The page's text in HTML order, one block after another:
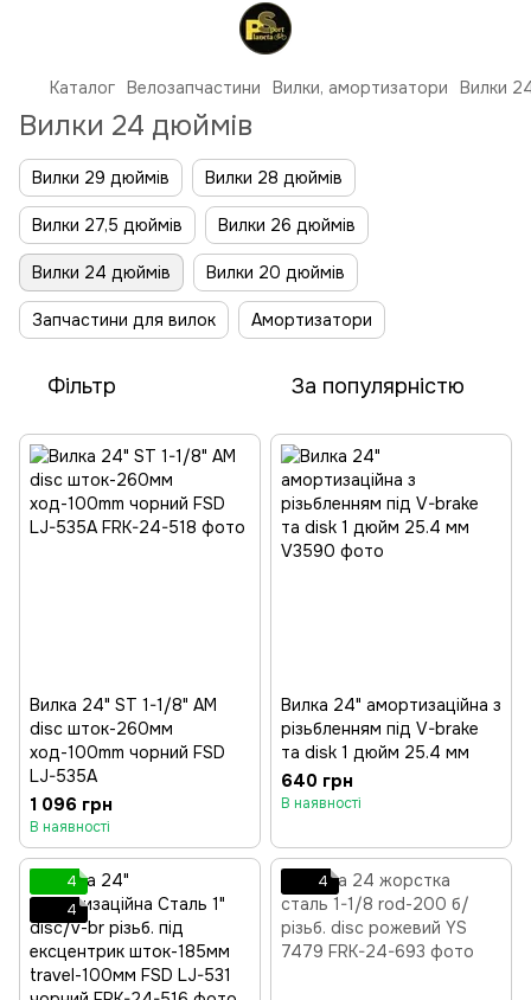
Каталог Велозапчастини Вилки, амортизатори Вилки
Вилки 24 дюймів
Вилки 29 дюймів Вилки 28 дюймів
Вилки 27,5 дюймів Вилки 26 дюймів
Вилки 24 дюймів Вилки 20 дюймів
Запчастини для вилок Амортизатори
Фільтр За популярністю
Вилка 24" ST 1-1/8" AM
disc шток-260мм
ход-100mm чорний FSD
LJ-535A
1 096 грн
В наявності
Вилка 24" амортизаційна з
різьбленням під V-brake
та disk 1 дюйм 25.4 мм
640 грн
В наявності
4
4
4